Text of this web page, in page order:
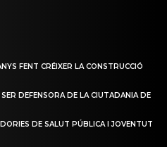
FENT CRÉIXER LA CONSTRUCCIÓ
DEFENSORA DE LA CIUTADANIA DE
DE SALUT PÚBLICA I JOVENTUT